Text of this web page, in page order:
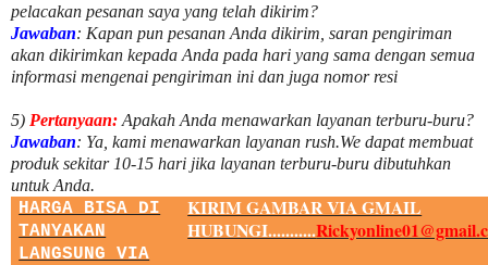
pelacakan pesanan saya yang telah dikirim?
Jawaban: Kapan pun pesanan Anda dikirim, saran pengiriman
akan dikirimkan kepada Anda pada hari yang sama dengan semua
informasi mengenai pengiriman ini dan juga nomorresi
5) Pertanyaan: Apakah Anda menawarkan layanan terburu-buru?
Jawaban: Ya, kami menawarkan layanan rush.We dapat membuat
produk sekitar 10-15 hari jika layanan terburu-buru dibutuhkan
untuk Anda.
HARGA BISA DI
TANYAKAN
LANGSUNG VIA
KIRIM GAMBAR VIA GMAIL
HUBUNGI...........